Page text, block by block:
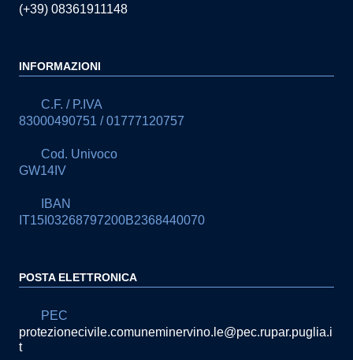
(+39) 08361911148
INFORMAZIONI
C.F. / P.IVA
83000490751 / 01777120757
Cod. Univoco
GW14IV
IBAN
IT15I03268797200B2368440070
POSTA ELETTRONICA
PEC
protezionecivile.comuneminervino.le@pec.rupar.puglia.i
t